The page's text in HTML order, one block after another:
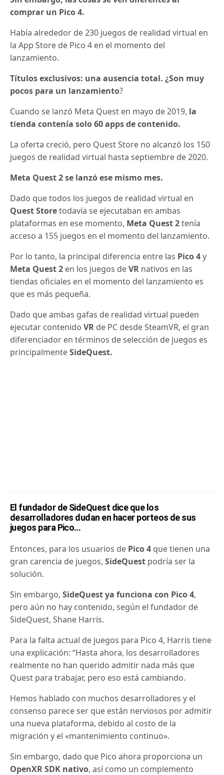
comprar un Pico 4.
Habíaalrededor de 230 juegos de realidad virtual en
la App Store de Pico 4 en el momento del
lanzamiento.
Títulos exclusivos: una ausencia total. ¿Son muy
pocos para un lanzamiento?
Cuando se lanzó Meta Quest en mayo de 2019, la
tienda contenía solo 60 apps de contenido.
La oferta creció, pero Quest Store no alcanzó los 150
juegos de realidad virtual hasta septiembre de 2020.
Meta Quest 2 se lanzó ese mismo mes.
Dado que todos los juegos de realidad virtual en
Quest Storetodavía se ejecutaban en ambas
plataformas en ese momento, Meta Quest 2tenía
acceso a 155 juegos en el momento del lanzamiento.
Por lo tanto, la principal diferencia entre las Pico 4y
Meta Quest 2 en los juegos deVR nativos en las
tiendas oficiales en el momento del lanzamiento es
que es más pequeña.
Dado que ambas gafas de realidad virtual pueden
ejecutar contenidoVR de PC desde SteamVR, el gran
diferenciador en términos de selección de juegos es
principalmenteSideQuest.
El fundador de SideQuest dice que los
desarrolladores dudan en hacer porteos de sus
juegos para Pico…
Entonces, para los usuarios de Pico 4 que tienen una
gran carencia de juegos,SideQuest podría ser la
solución.
Sin embargo,SideQuestya funciona con Pico 4,
pero aún no hay contenido, según el fundador de
SideQuest, Shane Harris.
Para la falta actual de juegos para Pico 4, Harris tiene
una explicación: “Hasta ahora, los desarrolladores
realmente no han querido admitir nada más que
Quest para trabajar, pero eso está cambiando.
Hemos hablado con muchos desarrolladores y el
consenso parece ser que están nerviosos por admitir
una nueva plataforma, debido al costo de la
migración y el «mantenimiento continuo».
Sin embargo, dado que Pico ahora proporciona un
OpenXR SDK nativo, así como un complemento